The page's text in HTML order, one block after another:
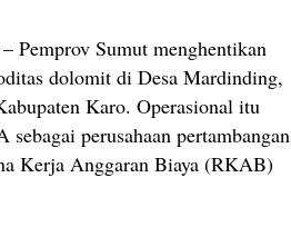
– Pemprov Sumut menghentikan
dolomit di Desa Mardinding,
Karo. Operasional itu
perusahaan pertambangan
Kerja Anggaran Biaya (RKAB)